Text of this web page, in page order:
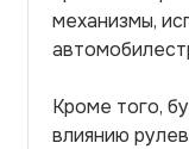
механизмы,
Кроме того,
влиянию